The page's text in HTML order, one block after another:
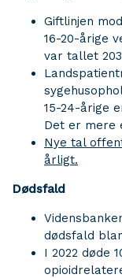
Giftlinjen
16-20-årige
var tallet
15-24-årige
Det er mere
Nye tal
årligt.
Dødsfald
dødsfald
I 2022 døde